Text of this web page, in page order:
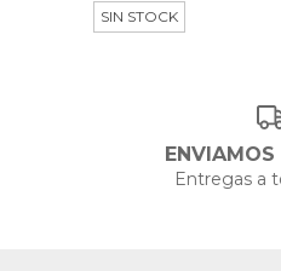
SIN STOCK
Entregas a